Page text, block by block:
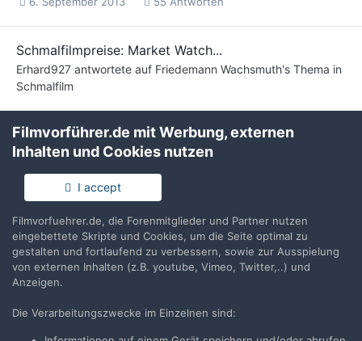
Schmalfilmpreise: Market Watch...
Erhard927 antwortete auf Friedemann Wachsmuth's Thema in
Schmalfilm
Hallo, bis zu 14 Tagen war mal ganz normal. Ich hab auf meinen
ersten Mittelformatdiafilm 4 Wochen gewartet (1960). Soviel ich
weiß endet Wittners Urlaub am 13.9. Außerdem kannst Du die...
6. September 2013 2.617 Antworten
Totengräberstimmung...
Erhard927antwortete aufGuest_Rudolf 51's Thema in
Schmalfilm
Hallo, lediglich ein Beitrag zu unterschiedlichen
bedarf weder des Studiums der Physik, noch dem der Chemie...
Filmvorführer.de mit Werbung, externen
Inhalten und Cookies nutzen
I accept
Filmvorfuehrer.de, die Forenmitglieder und Partner nutzen
eingebettete Skripte und Cookies, um die Seite optimal zu
gestalten und fortlaufend zu verbessern, sowie zur Ausspielung
von externen Inhalten (z.B. youtube, Vimeo, Twitter,..) und
Anzeigen.
Die Verarbeitungszwecke im Einzelnen sind: